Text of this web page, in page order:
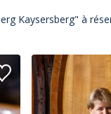
Kaysersberg" à